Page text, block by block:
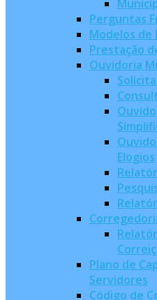
Perguntas
Modelos de
Prestação
Ouvidoria
Elogios
Plano de
Servidores
Código de